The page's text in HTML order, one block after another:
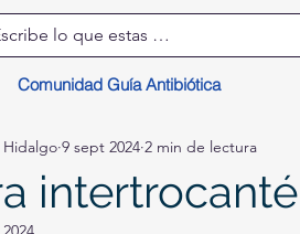
Comunidad Guía Antibiótica
Hidalgo 9 sept 2024 2 min de lectura